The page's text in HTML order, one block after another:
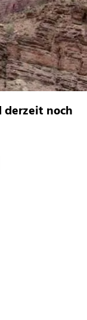
derzeit noch